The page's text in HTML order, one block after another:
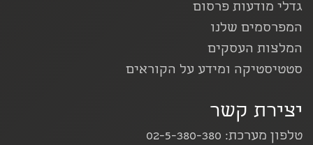
גדלי מודעות פרסום
המפרסמים שלנו
המלצות העסקים
סטטיסטיקה ומידע על הקוראים
יצירת קשר
טלפון מערכת: 02-5-380-380